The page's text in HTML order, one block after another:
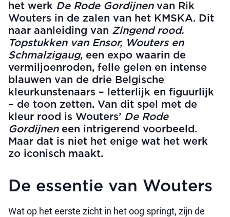
het werk De Rode Gordijnenvan Rik
Wouters in de zalen van het KMSKA. Dit
naar aanleiding van Zingend rood.
Topstukken van Ensor, Wouters en
Schmalzigaug, een expo waarin de
vermiljoenroden, felle gelen en intense
blauwen van de drie Belgische
kleurkunstenaars – letterlijk en figuurlijk
– de toon zetten. Van dit spel met de
kleur rood is Wouters’ De Rode
Gordijneneen intrigerend voorbeeld.
Maar dat is niet het enige wat het werk
zo iconisch maakt.
De essentie van Wouters
Wat op het eerste zicht in het oog springt, zijn de